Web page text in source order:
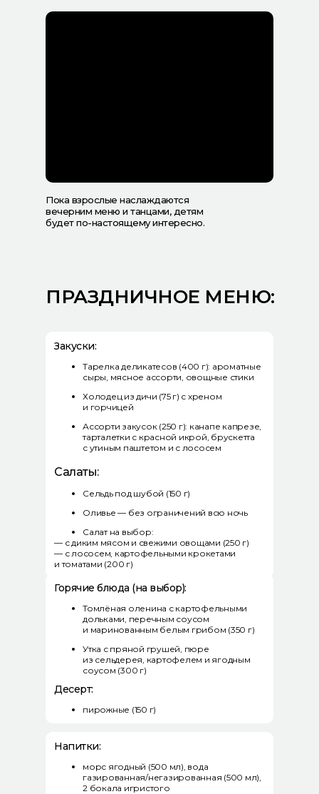
Пока взрослые наслаждаются
вечерним меню и танцами, детям
будет по-настоящему интересно.
ПРАЗДНИЧНОЕ МЕНЮ:
Закуски:
Тарелка деликатесов (400 г): ароматные
сыры, мясное ассорти, овощные стики
Холодец из дичи (75 г) с хреном
и горчицей
Ассорти закусок (250 г): канапе капрезе,
тарталетки с красной икрой, брускетта
с утиным паштетом и с лососем
Сет брускетт и канапе
Салаты:
Сельдь под шубой (150 г)
Оливье — без ограничений всю ночь
Салат на выбор:
— с диким мясом и свежими овощами (250 г)
— с лососем, картофельными крокетами
и томатами (200 г)
Горячие блюда (на выбор):
Томлёная оленина с картофельными
дольками, перечным соусом
и маринованным белым грибом (350 г)
Утка с пряной грушей, пюре
из сельдерея, картофелем и ягодным
соусом (300 г)
Десерт:
пирожные (150 г)
Напитки:
морс ягодный (500 мл), вода
газированная/негазированная (500 мл),
2 бокала игристого